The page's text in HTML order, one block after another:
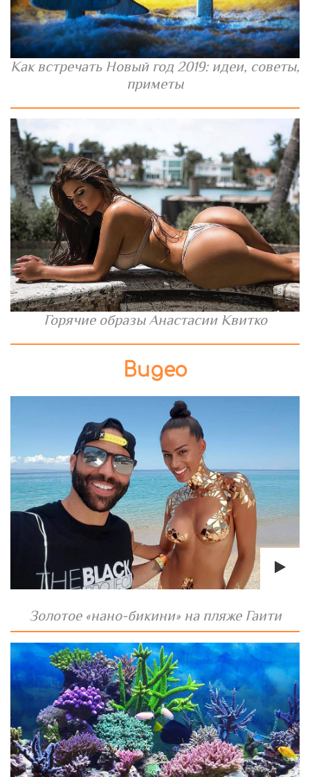
Как встречать Новый год 2019: идеи, советы,
приметы
Горячие образы Анастасии Квитко
Видео
Золотое «нано-бикини» на пляже Гаити